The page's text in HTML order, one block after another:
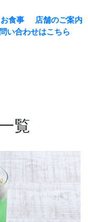
お食事
店舗のご案内
い合わせはこちら
覧